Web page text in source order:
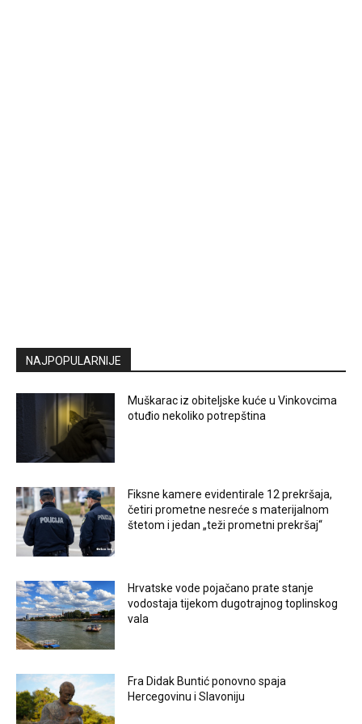
NAJPOPULARNIJE
Muškarac iz obiteljske kuće u Vinkovcima
otuđio nekoliko potrepština
Fiksne kamere evidentirale 12 prekršaja,
četiri prometne nesreće s materijalnom
štetom i jedan „teži prometni prekršaj“
Hrvatske vode pojačano prate stanje
vodostaja tijekom dugotrajnog toplinskog
vala
Fra Didak Buntić ponovno spaja
Hercegovinu i Slavoniju